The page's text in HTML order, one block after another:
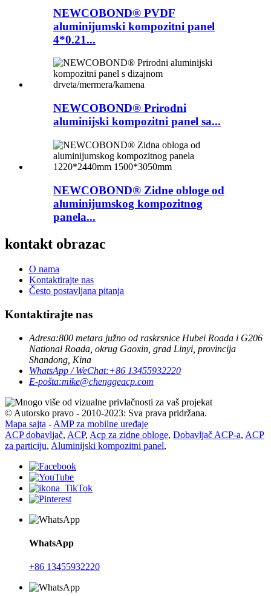
NEWCOBOND® PVDF
aluminijumski kompozitni panel
4*0.21...
NEWCOBOND® Prirodni
aluminijski kompozitni panel sa...
NEWCOBOND® Zidne obloge od
aluminijumskog kompozitnog
panela...
kontakt obrazac
O nama
Kontaktirajte nas
Često postavljana pitanja
Kontaktirajte nas
Adresa:800 metara južno od raskrsnice Hubei Roada i G206
National Roada, okrug Gaoxin, grad Linyi, provincija
Shandong, Kina
WhatsApp / WeChat:+86 13455932220
E-pošta:mike@chenggeacp.com
© Autorsko pravo - 2010-2023: Sva prava pridržana.
Mapa sajta - AMP za mobilne uređaje
ACP dobavljač, ACP, Acp za zidne obloge, Dobavljač ACP-a, ACP
za particiju, Aluminijski kompozitni panel,
WhatsApp
+86 13455932220